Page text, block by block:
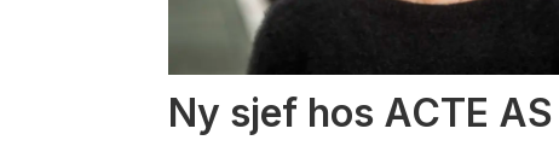
Ny sjef hos ACTE AS